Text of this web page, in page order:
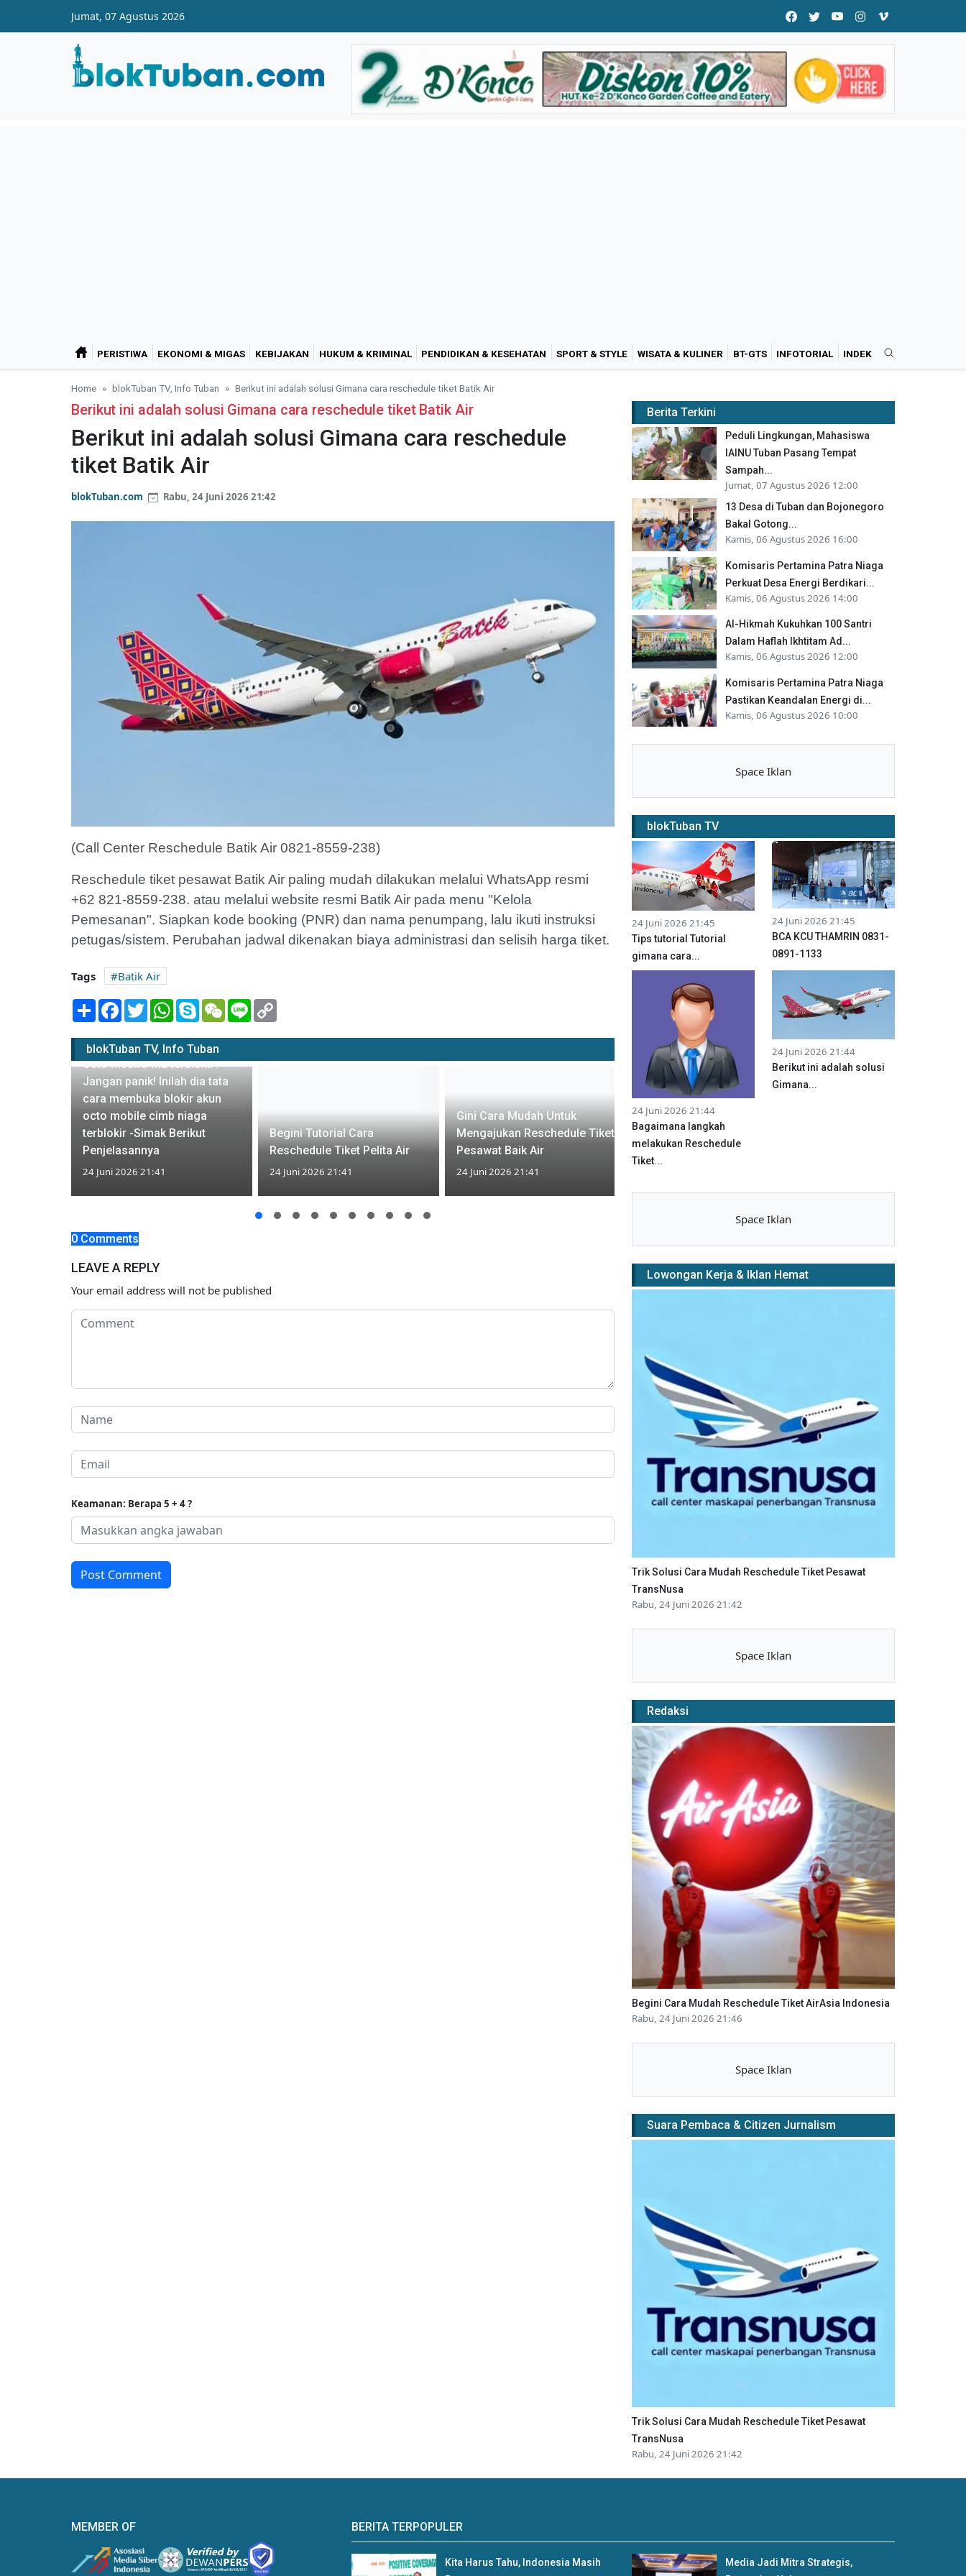
Jumat, 07 Agustus 2026
PERISTIWA EKONOMI & MIGAS KEBIJAKAN HUKUM & KRIMINAL PENDIDIKAN & KESEHATAN SPORT & STYLE WISATA & KULINER BT-GTS INFOTORIAL INDEK
Home blokTuban TV, Info Tuban Berikut ini adalah solusi Gimana cara reschedule tiket Batik Air
Berikut ini adalah solusi Gimana cara reschedule tiket Batik Air
Berikut ini adalah solusi Gimana cara reschedule
tiket Batik Air
blokTuban.com Rabu, 24 Juni 2026 21:42
(Call Center Reschedule Batik Air 0821-8559-238)
Reschedule tiket pesawat Batik Air paling mudah dilakukan melalui WhatsApp resmi
+62 821-8559-238. atau melalui website resmi Batik Air pada menu "Kelola
Pemesanan". Siapkan kode booking (PNR) dan nama penumpang, lalu ikuti instruksi
petugas/sistem. Perubahan jadwal dikenakan biaya administrasi dan selisih harga tiket.
Tags
Batik Air
Share Facebook
TwitterWhatsApp
SkypeWeChatLine
blokTuban TV, Info Tuban
Octo mobile-mu terblokir?
Jangan panik! Inilah dia tata
cara membuka blokir akun
octo mobile cimb niaga
terblokir -Simak Berikut
Penjelasannya
24 Juni 2026 21:41
Begini Tutorial Cara
Reschedule Tiket Pelita Air
24 Juni 2026 21:41
Gini Cara Mudah Untuk
Mengajukan Reschedule Tiket
Pesawat Baik Air
24 Juni 2026 21:41
0 Comments
LEAVE A REPLY
Your email address will not be published
Keamanan: Berapa 5 + 4 ?
Post Comment
Berita Terkini
Peduli Lingkungan, Mahasiswa
IAINU Tuban Pasang Tempat
Sampah...
Jumat, 07 Agustus 2026 12:00
13 Desa di Tuban dan Bojonegoro
Bakal Gotong...
Kamis, 06 Agustus 2026 16:00
Komisaris Pertamina Patra Niaga
Perkuat Desa Energi Berdikari...
Kamis, 06 Agustus 2026 14:00
Al-Hikmah Kukuhkan 100 Santri
Dalam Haflah Ikhtitam Ad...
Kamis, 06 Agustus 2026 12:00
Komisaris Pertamina Patra Niaga
Pastikan Keandalan Energi di...
Kamis, 06 Agustus 2026 10:00
Space Iklan
blokTuban TV
24 Juni 2026 21:45
Tips tutorial Tutorial
gimana cara...
24 Juni 2026 21:45
BCA KCU THAMRIN 0831-
0891-1133
24 Juni 2026 21:44
Bagaimana langkah
melakukan Reschedule
Tiket...
24 Juni 2026 21:44
Berikut ini adalah solusi
Gimana...
Space Iklan
Lowongan Kerja & Iklan Hemat
Trik Solusi Cara Mudah Reschedule Tiket Pesawat
TransNusa
Rabu, 24 Juni 2026 21:42
Space Iklan
Redaksi
Begini Cara Mudah Reschedule Tiket AirAsia Indonesia
Rabu, 24 Juni 2026 21:46
Space Iklan
Suara Pembaca & Citizen Jurnalism
Trik Solusi Cara Mudah Reschedule Tiket Pesawat
TransNusa
Rabu, 24 Juni 2026 21:42
MEMBER OF BERITA TERPOPULER
Kita Harus Tahu, Indonesia Masih
Media Jadi Mitra Strategis,